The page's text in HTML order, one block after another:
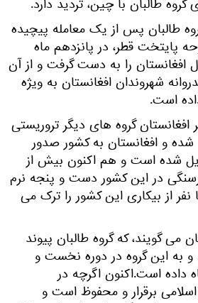
طالبان با چین، تردید دارد.
طالبان پس از یک معامله پیچیده
پایتخت قطر، در پانزدهم ماه
۲۰۲۱ کنترل افغانستان را به دست گرفت و از آن
شهروندان افغانستان به ویژه
است.
افغانستان گروه های دیگر تروریستی
و افغانستان به کشور صدور
شده است و هم اکنون بیش از
در این کشور دست و پنجه نرم
از بیکاری این کشور را ترک می
می گویند، که گروه طالبان پیوند
و به این گروه در دوره نخست و
داده است.اکنون اگرچه در
برقرار و محفوظ است و